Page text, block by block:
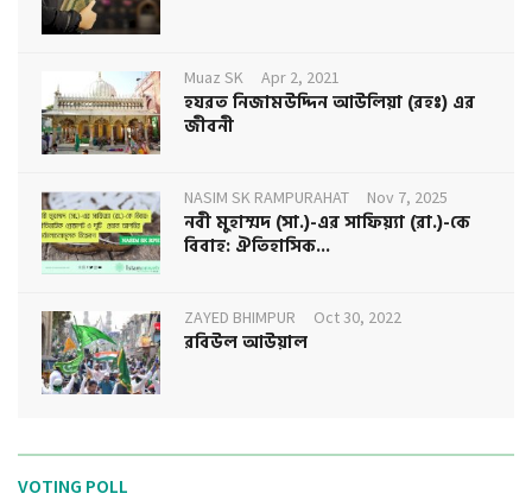
Muaz SK Apr 2, 2021
হযরত নিজামউদ্দিন আউলিয়া (রহঃ) এর
জীবনী
NASIM SK RAMPURAHAT Nov 7, 2025
নবী মুহাম্মদ (সা.)-এর সাফিয়্যা (রা.)-কে
বিবাহ: ঐতিহাসিক...
ZAYED BHIMPUR Oct 30, 2022
রবিউল আউয়াল
VOTING POLL